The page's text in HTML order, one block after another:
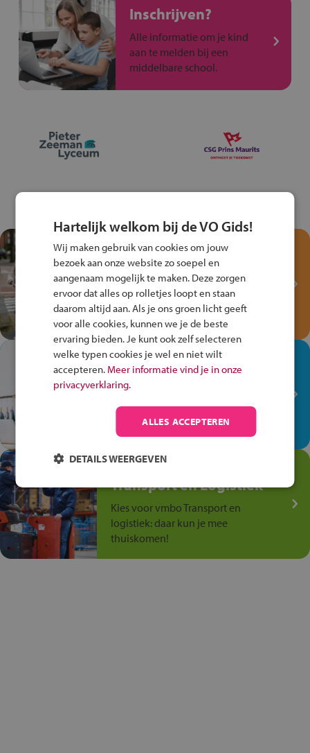
Inschrijven?
Alle informatie om je kind
aan te melden bij een
middelbare school.
Test je kennis met het
Fiets Veilig
Verkeersspel!
Speel het Fiets Veilig Verkeersspel
en win een Cortina-fiets!
In de winkel ben je op je
plek!
op de winkelvloer, waar elke dag
anders is!
Jouw talent in de
Transport en Logistiek
Kies voor vmbo Transport en
logistiek: daar kun je mee
thuiskomen!
Hartelijk welkom bij de VO Gids!
Wij maken gebruik van cookies om jouw
bezoek aan onze website zo soepel en
aangenaam mogelijk te maken. Deze zorgen
ervoor dat alles op rolletjes loopt en staan
daarom altijd aan. Als je ons groen licht geeft
voor alle cookies, kunnen we je de beste
ervaring bieden. Je kunt ook zelf selecteren
welke typen cookies je wel en niet wilt
accepteren. Meer informatie vind je in onze
privacyverklaring.
ALLES ACCEPTEREN
DETAILS WEERGEVEN